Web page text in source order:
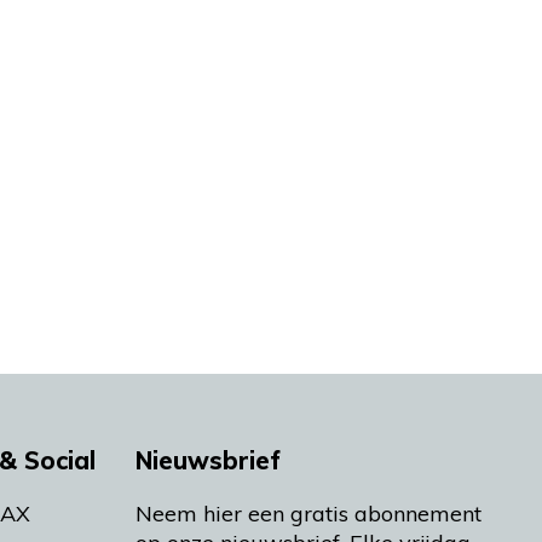
Social Nieuwsbrief
Neem hier een gratis abonnement